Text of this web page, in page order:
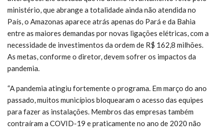
ministério, que abrange a totalidade ainda não atendida no
País, o Amazonas aparece atrás apenas do Pará e da Bahia
entre as maiores demandas por novas ligações elétricas, com a
necessidade de investimentos da ordem de R$ 162,8 milhões.
As metas, conforme o diretor, devem sofrer os impactos da
pandemia.
“A pandemia atingiu fortemente o programa. Em março do ano
passado, muitos municípios bloquearam o acesso das equipes
para fazer as instalações. Membros das empresas também
contraíram a COVID-19 e praticamente no ano de 2020 não